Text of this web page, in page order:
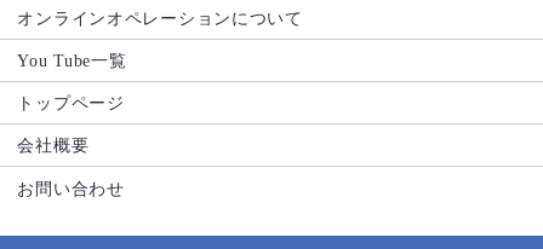
オンラインオペレーションについて
You Tube一覧
トップページ
会社概要
お問い合わせ